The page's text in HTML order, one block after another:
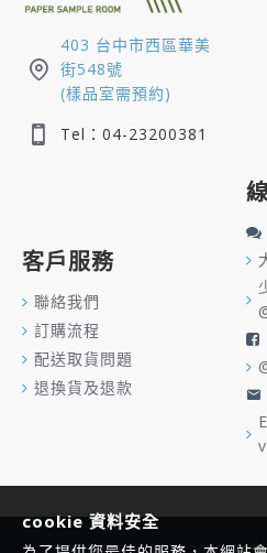
403 台中市西區華美
街548號
(樣品室需預約)
Tel：04-23200381
客戶服務
聯絡我們
訂購流程
配送取貨問題
退換貨及退款
cookie 資料安全